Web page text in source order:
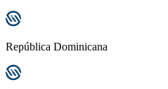
República Dominicana